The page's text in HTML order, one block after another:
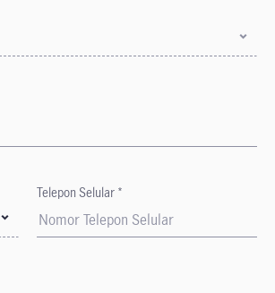
Telepon Selular *